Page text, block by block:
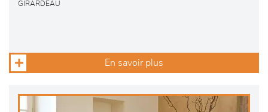
GIRARDEAU
En savoir plus